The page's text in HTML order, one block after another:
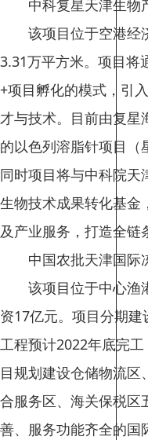
中科复星天津生物
该项目位于空港经
3.31万平方米。项目将
+项目孵化的模式，引
才与技术。目前由复星
的以色列溶脂针项目（
同时项目将与中科院天
生物技术成果转化基金
及产业服务，打造全链
中国农批天津国际
该项目位于中心渔
资17亿元。项目分期
工程预计2022年底完
目规划建设仓储物流
合服务区、海关保税区
善、服务功能齐全的国